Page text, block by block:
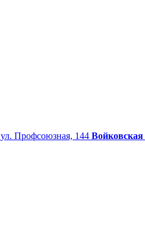
ул. Профсоюзная, 144 Войковская